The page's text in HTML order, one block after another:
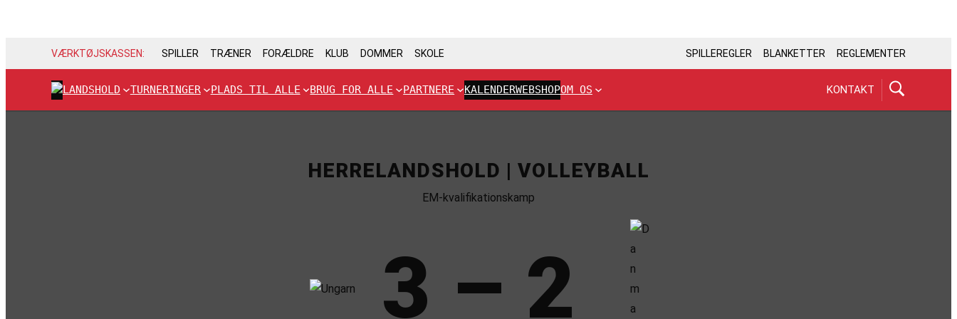
VÆRKTØJSKASSEN: SPILLER TRÆNER FORÆLDRE KLUB DOMMER SKOLE SPILLEREGLER BLANKETTER REGLEMENTER
LANDSHOLD TURNERINGER PLADS TIL ALLE BRUG FOR ALLE PARTNERE KALENDERWEBSHOPOM OS KONTAKT
HERRELANDSHOLD | VOLLEYBALL
EM-kvalifikationskamp
3 – 2